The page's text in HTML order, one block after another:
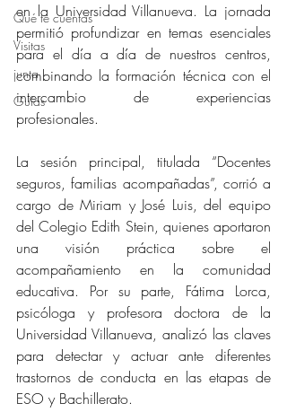
Qué te cuentas
Visitas
junta
Guías
en la Universidad Villanueva. La jornada
permitió profundizar en temas esenciales
para el día a día de nuestros centros,
combinando la formación técnica con el
intercambio de experiencias
profesionales.
La sesión principal, titulada “Docentes
seguros, familias acompañadas”, corrió a
cargo de Miriam y José Luis, del equipo
del Colegio Edith Stein, quienes aportaron
una visión práctica sobre el
acompañamiento en la comunidad
educativa. Por su parte, Fátima Lorca,
psicóloga y profesora doctora de la
Universidad Villanueva, analizó las claves
para detectar y actuar ante diferentes
trastornos de conducta en las etapas de
ESO y Bachillerato.